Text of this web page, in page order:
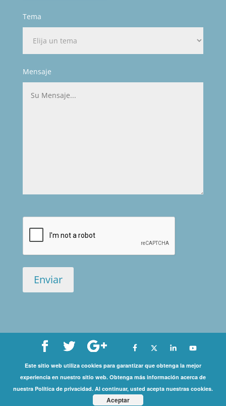
Tema
Mensaje
Copyright©
2026 International Coaching Community | All Rights
Este sitio web utiliza cookies para garantizar que obtenga la mejor
experiencia en nuestro sitio web. Obtenga más información acerca de
nuestra Política de privacidad. Al continuar, usted acepta nuestras cookies.
Aceptar